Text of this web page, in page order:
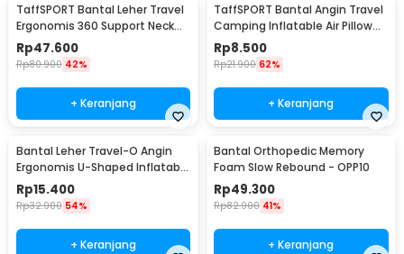
TaffSPORT Bantal Leher Travel
Ergonomis 360 Support Neck
Pillow - NF302
Rp47.600
Rp80.900 42%
+ Keranjang
TaffSPORT Bantal Angin Travel
Camping Inflatable Air Pillow
380x240mm - BAT23
Rp8.500
Rp21.900 62%
+ Keranjang
Bantal Leher Travel-O Angin
Ergonomis U-Shaped Inflatable
Neck Pillow - RH40
Rp15.400
Rp32.900 54%
+ Keranjang
Bantal Orthopedic Memory
Foam Slow Rebound - OPP10
Rp49.300
Rp82.900 41%
+ Keranjang